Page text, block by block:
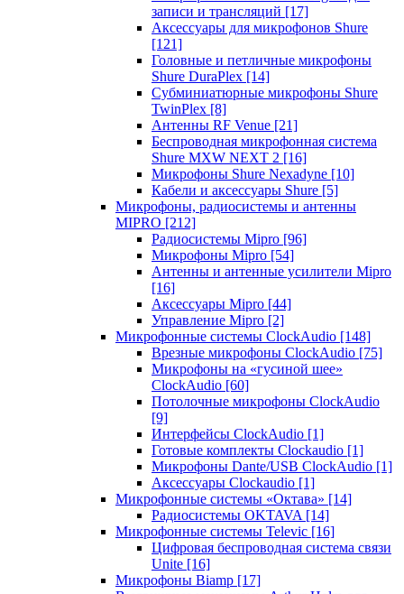
записи и трансляций [17]
Аксессуары для микрофонов Shure
[121]
Головные и петличные микрофоны
Shure DuraPlex [14]
Субминиатюрные микрофоны Shure
TwinPlex [8]
Антенны RF Venue [21]
Беспроводная микрофонная система
Shure MXW NEXT 2 [16]
Микрофоны Shure Nexadyne [10]
Кабели и аксессуары Shure [5]
Микрофоны, радиосистемы и антенны
MIPRO [212]
Радиосистемы Mipro [96]
Микрофоны Mipro [54]
Антенны и антенные усилители Mipro
[16]
Аксессуары Mipro [44]
Управление Mipro [2]
Микрофонные системы ClockAudio [148]
Врезные микрофоны ClockAudio [75]
Микрофоны на «гусиной шее»
ClockAudio [60]
Потолочные микрофоны ClockAudio
[9]
Интерфейсы ClockAudio [1]
Готовые комплекты Clockaudio [1]
Микрофоны Dante/USB ClockAudio [1]
Аксессуары Clockaudio [1]
Микрофонные системы «Октава» [14]
Радиосистемы OKTAVA [14]
Микрофонные системы Televic [16]
Цифровая беспроводная система связи
Unite [16]
Микрофоны Biamp [17]